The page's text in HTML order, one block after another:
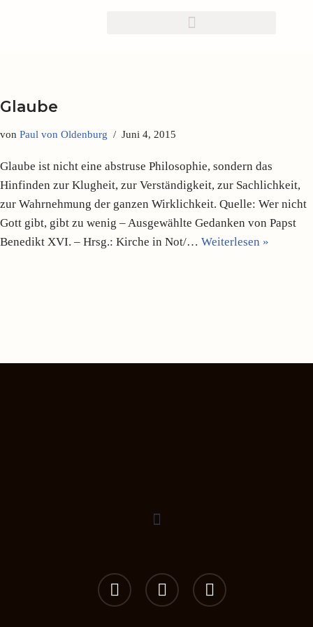
Glaube
von Paul von Oldenburg Juni 4, 2015
Glaube ist nicht eine abstruse Philosophie, sondern das
Hinfinden zur Klugheit, zur Verständigkeit, zur Sachlichkeit,
zur Wahrnehmung der ganzen Wirklichkeit. Quelle: Wer nicht
Gott gibt, gibt zu wenig – Ausgewählte Gedanken von Papst
Benedikt XVI. – Hrsg.: Kirche in Not/… Weiterlesen »